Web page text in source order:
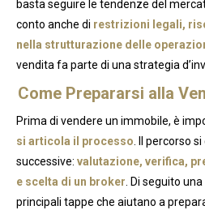
basta seguire le tendenze del
conto anche di restrizioni legali,
nella strutturazione delle
vendita fa parte di una strategia
Come Prepararsi alla
Prima di vendere un immobile, è
si articola il processo. Il percorso
successive: valutazione, verifica,
e scelta di un broker. Di seguito
principali tappe che aiutano a